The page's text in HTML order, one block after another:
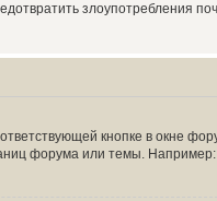
злоупотребления
кнопке в окне
форума или темы.